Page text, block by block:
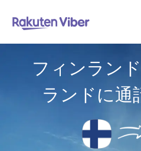
フィンラン
ランドに通